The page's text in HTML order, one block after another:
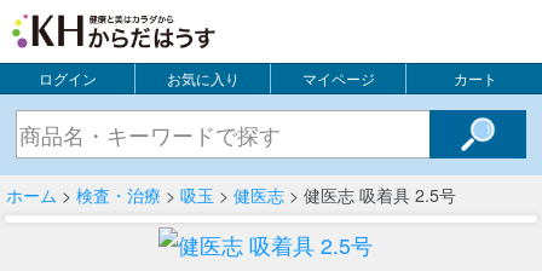
ログイン お気に入り マイページ カート
ホーム > 検査・治療 > 吸玉 > 健医志 > 健医志 吸着具 2.5号